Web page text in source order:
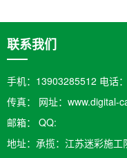
联系我们
手机：13903285512 电话
传真： 网址：www.digital-
邮箱：​ QQ:
地址：承揽：江苏迷彩施